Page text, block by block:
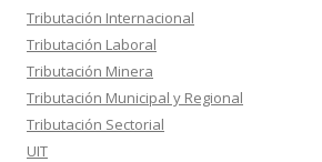
Tributación Internacional
Tributación Laboral
Tributación Minera
Tributación Municipal y Regional
Tributación Sectorial
UIT